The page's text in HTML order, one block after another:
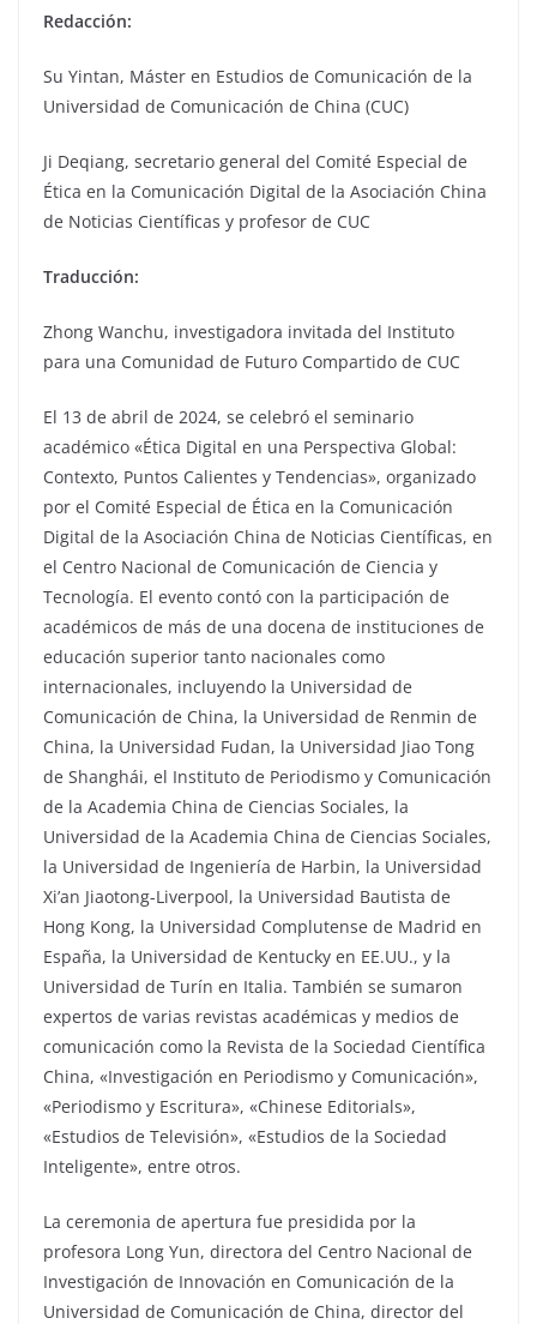
Redacción:
Su Yintan, Máster en Estudios de Comunicación de la
Universidad de Comunicación de China (CUC)
Ji Deqiang, secretario general del Comité Especial de
Ética en la Comunicación Digital de la Asociación China
de Noticias Científicas y profesor de CUC
Traducción:
Zhong Wanchu, investigadora invitada del Instituto
para una Comunidad de Futuro Compartido de CUC
El 13 de abril de 2024, se celebró el seminario
académico «Ética Digital en una Perspectiva Global:
Contexto, Puntos Calientes y Tendencias», organizado
por el Comité Especial de Ética en la Comunicación
Digital de la Asociación China de Noticias Científicas, en
el Centro Nacional de Comunicación de Ciencia y
Tecnología. El evento contó con la participación de
académicos de más de una docena de instituciones de
educación superior tanto nacionales como
internacionales, incluyendo la Universidad de
Comunicación de China, la Universidad de Renmin de
China, la Universidad Fudan, la Universidad Jiao Tong
de Shanghái, el Instituto de Periodismo y Comunicación
de la Academia China de Ciencias Sociales, la
Universidad de la Academia China de Ciencias Sociales,
la Universidad de Ingeniería de Harbin, la Universidad
Xi’an Jiaotong-Liverpool, la Universidad Bautista de
Hong Kong, la Universidad Complutense de Madrid en
España, la Universidad de Kentucky en EE.UU., y la
Universidad de Turín en Italia. También se sumaron
expertos de varias revistas académicas y medios de
comunicación como la Revista de la Sociedad Científica
China, «Investigación en Periodismo y Comunicación»,
«Periodismo y Escritura», «Chinese Editorials»,
«Estudios de Televisión», «Estudios de la Sociedad
Inteligente», entre otros.
La ceremonia de apertura fue presidida por la
profesora Long Yun, directora del Centro Nacional de
Investigación de Innovación en Comunicación de la
Universidad de Comunicación de China, director del